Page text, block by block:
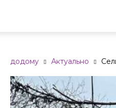
додому Актуально